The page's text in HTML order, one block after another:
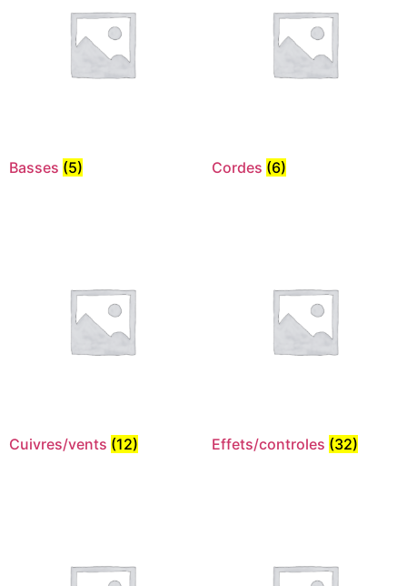
Basses (5) Cordes (6)
Cuivres/vents (12) Effets/controles (32)